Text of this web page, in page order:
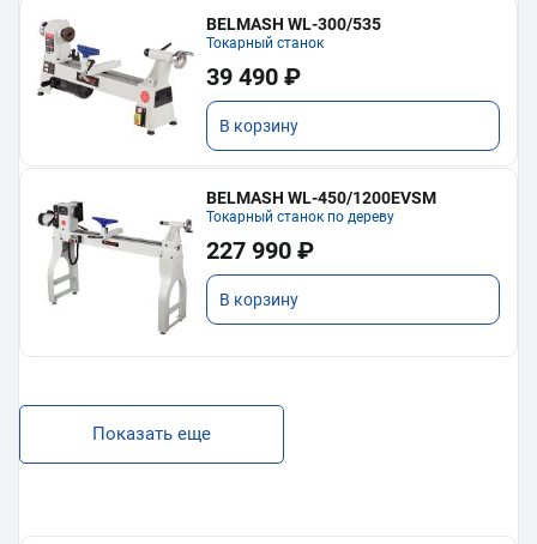
BELMASH WL-300/535
Токарный станок
39 490 ₽
В корзину
BELMASH WL-450/1200EVSM
Токарный станок по дереву
227 990 ₽
В корзину
Показать еще